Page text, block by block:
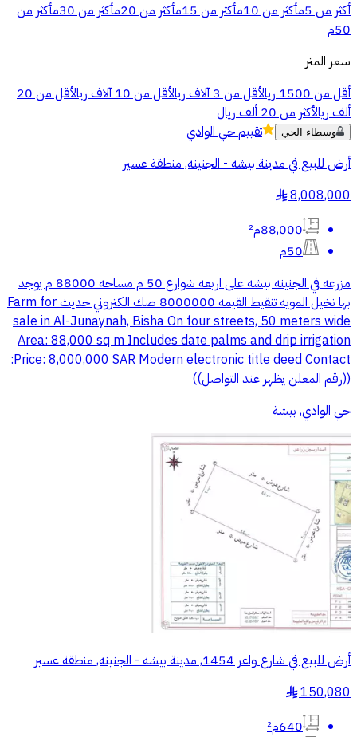
أكثر من 5م
أكثر من 10م أكثر من 15م أكثر من 20م أكثر من 30م
أكثر من
50م
سعر المتر
أقل من 1500 ريال
أقل من 3 آلاف ريال أقل من 10 آلاف ريال
أقل من 20
ألف ريالأكثر من 20 ألف ريال
وسطاء الحي تقييمحي الوادي
أرض للبيع في مدينة بيشه - الجنينه, منطقة عسير
8,008,000
§
88,000م²
50م
مزرعه في الجنينه بيشه على اربعه شوارع 50 م مساحه 88000 م يوجد
بها نخيل المويه تنقيط القيمه 8000000 صك الكتروني حديث Farm for
sale in Al-Junaynah, Bisha On four streets, 50 meters wide
Area: 88,000 sq m Includes date palms and drip irrigation
Price: 8,000,000 SAR Modern electronic title deed Contact:
((رقم المعلن يظهر عند التواصل))
حي الوادي, بيشة
أرض للبيع في شارع واعر 1454, مدينة بيشه - الجنينه, منطقة عسير
150,080
§
640م²